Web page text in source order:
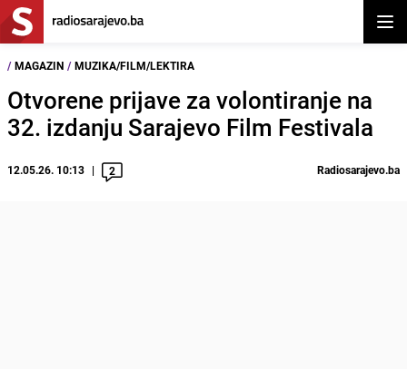
/ MAGAZIN / MUZIKA/FILM/LEKTIRA
Otvorene prijave za volontiranje na
32. izdanju Sarajevo Film Festivala
12.05.26. 10:13 2 Radiosarajevo.ba